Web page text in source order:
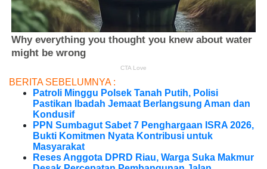
BERITA SEBELUMNYA :
Patroli Minggu Polsek Tanah Putih, Polisi
Pastikan Ibadah Jemaat Berlangsung Aman dan
Kondusif
PPN Sumbagut Sabet 7 Penghargaan ISRA 2026,
Bukti Komitmen Nyata Kontribusi untuk
Masyarakat
Reses Anggota DPRD Riau, Warga Suka Makmur